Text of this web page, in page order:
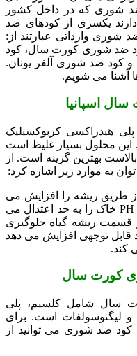
ضد شوری که در داخل کشور
یکسری از کودهای ضد
شوری وارداتی عبارتند از:
ضد شوری کورت سال، کود
کود ضد شوری آلفر یونان.
آشنا می شویم.
اسپانیا
هیدراکسی کربوکسیلیک
این محلول بسیار غلیظ است
بهترین گزینه است. از
به موارد زیر اشاره کرد:
طریق ریشه را افزایش می
دهد و باعث رشد بیشتر گیاه می شود. PH خاک را به حد اعتدال می
قسمت ریشه گیاه جلوگیری
قابل توجهی افزایش می دهد
کند.
کورت سال
سال شامل کلسیم، پلی
و لیگنوسولفات است. برای
کود ضد شوری می توانید از